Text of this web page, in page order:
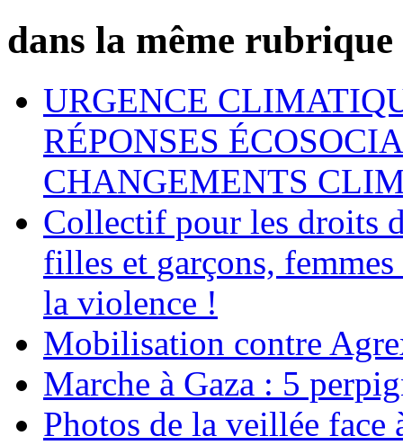
dans la même rubrique
URGENCE
RÉPONSES
CHANGEMENTS
Collectif pour les droits
filles et garçons,
la violence !
Mobilisation contre
Marche à Gaza : 5
Photos de la veillée face